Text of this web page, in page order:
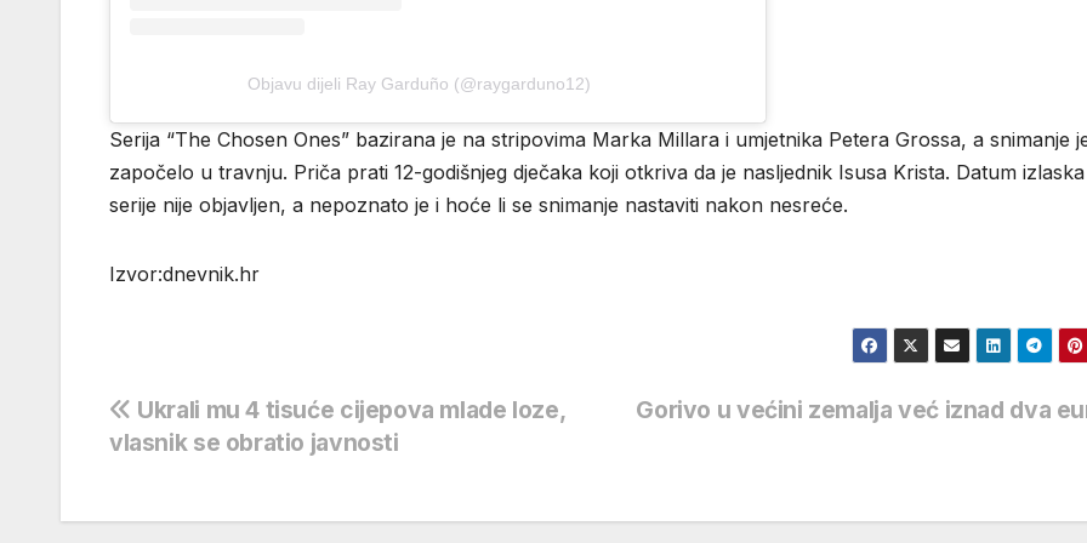
Objavu dijeli Ray Garduño (@raygarduno12)
Serija “The Chosen Ones” bazirana je na stripovima Marka Millara i umjetnika Petera Grossa, a snimanje
započelo u travnju. Priča prati 12-godišnjeg dječaka koji otkriva da je nasljednik Isusa Krista. Datum izlaska
serije nije objavljen, a nepoznato je i hoće li se snimanje nastaviti nakon nesreće.
Izvor:dnevnik.hr
Navigacija
Gorivo u većini zemalja već iznad dva
Ukrali mu 4 tisuće cijepova mlade loze,
vlasnik se obratio javnosti